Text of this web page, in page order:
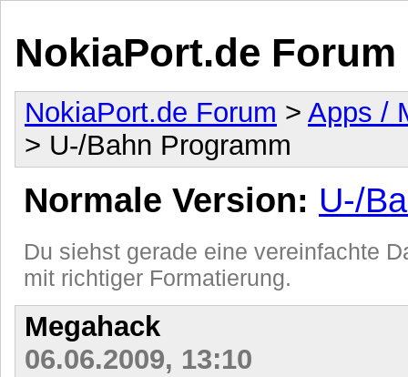
NokiaPort.de Forum
NokiaPort.de Forum > Apps /
> U-/Bahn Programm
Normale Version: U-/
Du siehst gerade eine vereinfachte
mit richtiger Formatierung.
Megahack
06.06.2009, 13:10